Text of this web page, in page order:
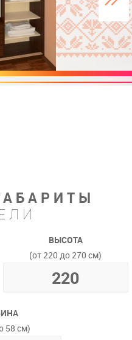
ВЫСОТА
(от 220 до 270 см)
58 см)